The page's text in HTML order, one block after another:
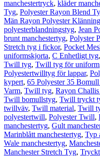
manchestertryck, kläder
Tyg, Polyester Rayon Blend
Män Rayon Polyester
polyesterblandningstyg, Jean
brunt manchestertyg, Polyster
Stretch tyg i fickor, Pocket
uniformskjorta, C Enhetligt tyg,
Twill tyg, Twill tyg för uniform
Polyestertwilltyg för lappar,
kypert, 65 Polyester 35
Varm, Twill tyg, Rayon
Twill bomullstyg, Twill tryckt
twillväv, Twill material, Twill
polyestertwill, Polyester Twill,
manchestertyg, Gult
Marinblått manchestertyg, Typ
Wale manchestertyg,
Manchester Stretch Tyg,